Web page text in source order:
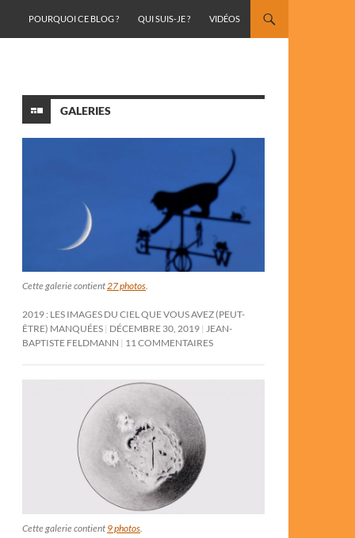
POURQUOI CE BLOG ?
QUI SUIS-JE ? VIDÉOS
GALERIES
Cette galerie contient27 photos.
2019 : LES IMAGES DU CIEL QUE VOUS AVEZ (PEUT-
ÊTRE) MANQUÉES DÉCEMBRE 30, 2019 JEAN-
BAPTISTE FELDMANN
11 COMMENTAIRES
Cette galerie contient 9 photos